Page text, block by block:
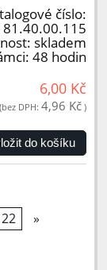
číslo:
81.40.00.115
skladem
48 hodin
6,00 Kč
(bez DPH: 4,96 Kč )
do košíku
22 »